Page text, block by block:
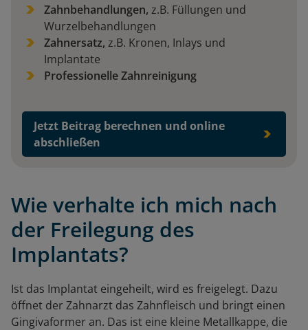
Zahnbehandlungen, z.B. Füllungen und
Wurzelbehandlungen
Zahnersatz, z.B. Kronen, Inlays und
Implantate
Professionelle Zahnreinigung
Jetzt Beitrag berechnen und online
abschließen
Wie verhalte ich mich nach
der Freilegung des
Implantats?
Ist das Implantat eingeheilt, wird es freigelegt. Dazu
öffnet der Zahnarzt das Zahnfleisch und bringt einen
Gingivaformer an. Das ist eine kleine Metallkappe, die